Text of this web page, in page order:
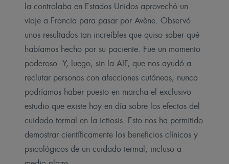
la controlaba en Estados Unidos aprovechó un
viaje a Francia para pasar por Avène. Observó
unos resultados tan increíbles que quiso saber qué
habíamos hecho por su paciente. Fue un momento
poderoso. Y, luego, sin la AIF, que nos ayudó a
reclutar personas con afecciones cutáneas, nunca
podríamos haber puesto en marcha el exclusivo
estudio que existe hoy en día sobre los efectos del
cuidado termal en la ictiosis. Esto nos ha permitido
demostrar científicamente los beneficios clínicos y
psicológicos de un cuidado termal, incluso a